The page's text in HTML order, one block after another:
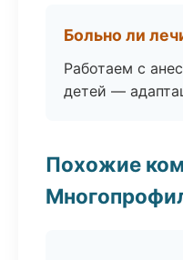
Больно ли
Работаем с
детей —
Похожие